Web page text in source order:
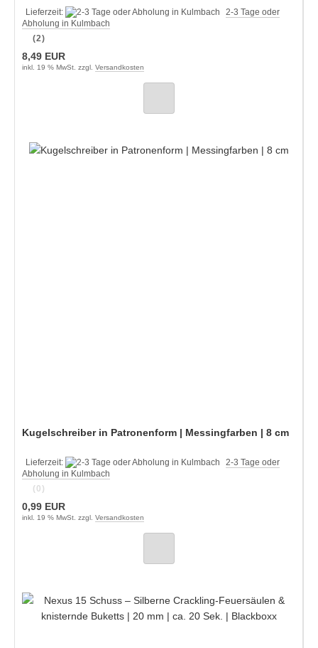
Lieferzeit:
2-3 Tage oder
Abholung in Kulmbach
(2)
8,49 EUR
inkl. 19 % MwSt. zzgl. Versandkosten
Kugelschreiber in Patronenform | Messingfarben | 8 cm
Lieferzeit:
2-3 Tage oder
Abholung in Kulmbach
(0)
0,99 EUR
inkl. 19 % MwSt. zzgl. Versandkosten